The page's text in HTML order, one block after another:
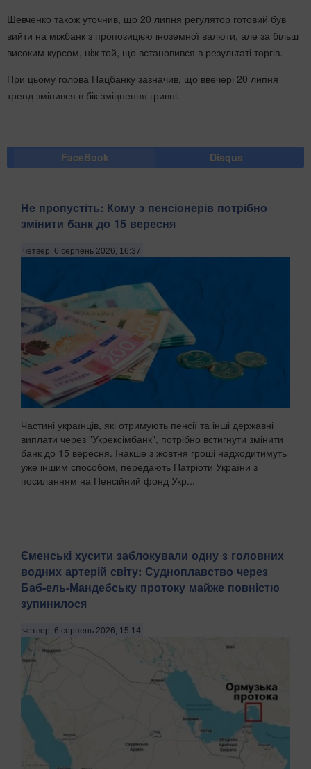
Шевченко також уточнив, що 20 липня регулятор готовий був
вийти на міжбанк з пропозицією іноземної валюти, але за більш
високим курсом, ніж той, що встановився в результаті торгів.
При цьому голова Нацбанку зазначив, що ввечері 20 липня
тренд змінився в бік зміцнення гривні.
FaceBook Disqus
Не пропустіть: Кому з пенсіонерів потрібно
змінити банк до 15 вересня
четвер, 6 серпень 2026, 16:37
Частині українців, які отримують пенсії та інші державні
виплати через "Укрексімбанк", потрібно встигнути змінити
банк до 15 вересня. Інакше з жовтня гроші надходитимуть
уже іншим способом, передають Патріоти України з
посиланням на Пенсійний фонд Укр...
Єменські хусити заблокували одну з головних
водних артерій світу: Судноплавство через
Баб-ель-Мандебську протоку майже повністю
зупинилося
четвер, 6 серпень 2026, 15:14